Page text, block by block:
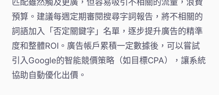
匹配雖然觸及更廣，但容易吸引不相關的流量，浪費
預算。建議每週定期審閱搜尋字詞報告，將不相關的
詞語加入「否定關鍵字」名單，逐步提升廣告的精準
度和整體ROI。廣告帳戶累積一定數據後，可以嘗試
引入Google的智能競價策略（如目標CPA），讓系統
協助自動優化出價。